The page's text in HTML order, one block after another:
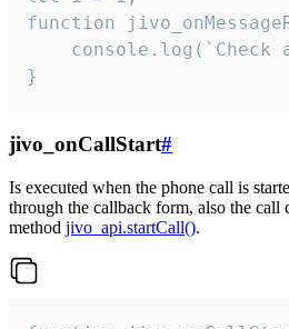
function
}
jivo_onCallStart#
Is executed when the phone call is
through the callback form, also the call
method jivo_api.startCall().